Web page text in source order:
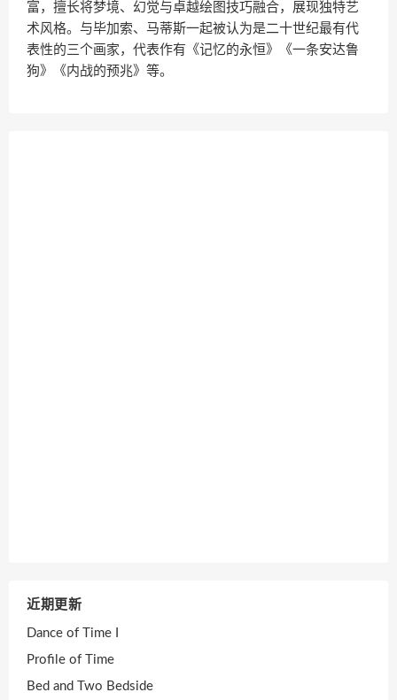
富，擅长将梦境、幻觉与卓越绘图技巧融合，展现独特艺
术风格。与毕加索、马蒂斯一起被认为是二十世纪最有代
表性的三个画家，代表作有《记忆的永恒》《一条安达鲁
狗》《内战的预兆》等。
近期更新
Dance of Time I
Profile of Time
Bed and Two Bedside